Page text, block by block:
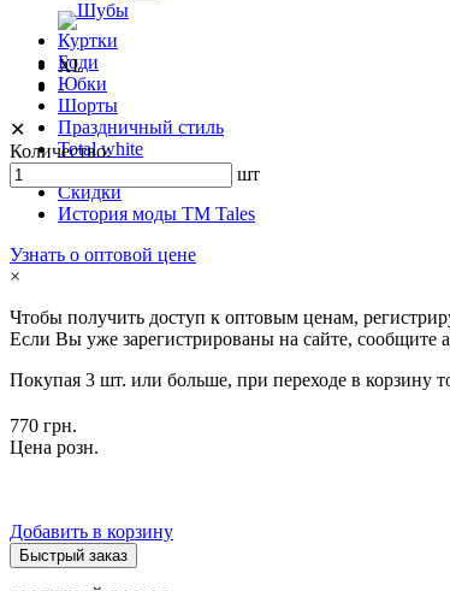
Куртки
Боди
Юбки
Шорты
Праздничный стиль
Total white
ЗИМА 24
Скидки
История моды ТМ Tales
XL
-
✕
Количество:
шт
Узнать о оптовой цене
×
Чтобы получить доступ к оптовым ценам,
Если Вы уже зарегистрированы на сайте,
Покупая 3 шт. или больше, при переходе в корзину
770 грн.
Цена розн.
Добавить в корзину
Быстрый заказ